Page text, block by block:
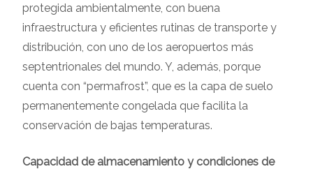
protegida ambientalmente, con buena
infraestructura y eficientes rutinas de transporte y
distribución, con uno de los aeropuertos más
septentrionales del mundo. Y, además, porque
cuenta con “permafrost”, que es la capa de suelo
permanentemente congelada que facilita la
conservación de bajas temperaturas.
Capacidad de almacenamiento y condiciones de